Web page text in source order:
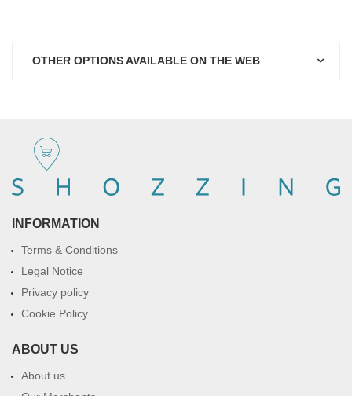
OTHER OPTIONS AVAILABLE ON THE WEB
INFORMATION
Terms & Conditions
Legal Notice
Privacy policy
Cookie Policy
ABOUT US
About us